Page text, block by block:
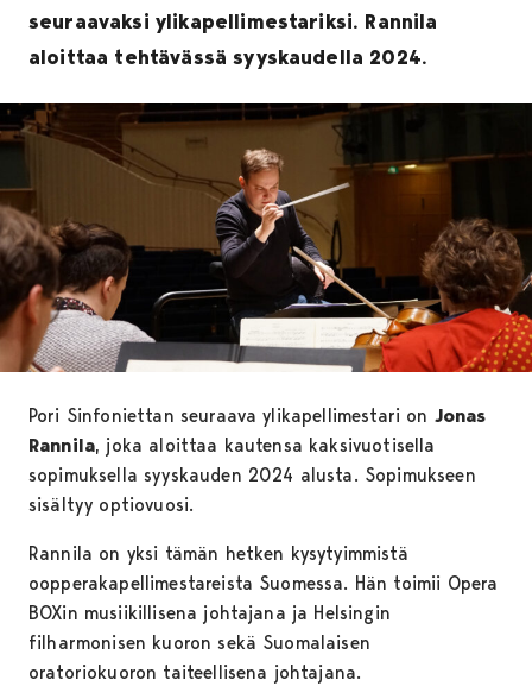
seuraavaksi ylikapellimestariksi. Rannila
aloittaa tehtävässä syyskaudella 2024.
Pori Sinfoniettan seuraava ylikapellimestari on Jonas
Rannila, joka aloittaa kautensa kaksivuotisella
sopimuksella syyskauden 2024 alusta. Sopimukseen
sisältyy optiovuosi.
Rannila on yksi tämän hetken kysytyimmistä
oopperakapellimestareista Suomessa. Hän toimii Opera
BOXin musiikillisena johtajana ja Helsingin
filharmonisen kuoron sekä Suomalaisen
oratoriokuoron taiteellisena johtajana.